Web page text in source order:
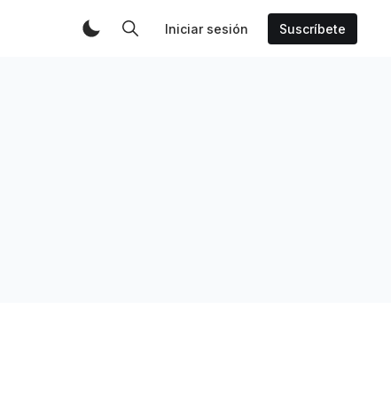
Iniciar sesión Suscríbete